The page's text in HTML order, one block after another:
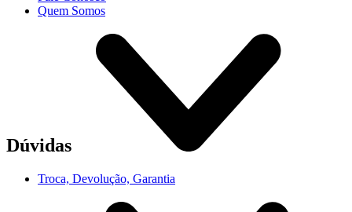
Quem Somos
Dúvidas
Troca, Devolução, Garantia